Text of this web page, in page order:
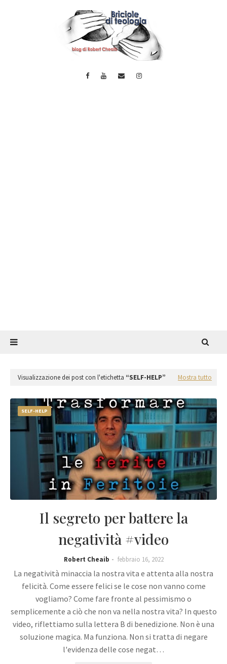
Visualizzazione dei post con l'etichetta SELF-HELP Mostra tutto
SELF-HELP
Il segreto per battere la
negatività #video
Robert Cheaib febbraio 16, 2022
La negatività minaccia la nostra vita e attenta alla nostra
felicità. Come essere felici se le cose non vanno come
vogliamo? Come fare fronte al pessimismo o
semplicemente a ciò che non va nella nostra vita? In questo
video, riflettiamo sulla lettera B di benedizione. Non è una
soluzione magica. Ma funziona. Non si tratta di negare
l'evidenza delle cose negat…